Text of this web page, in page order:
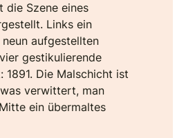
die Szene eines
Links ein
aufgestellten
gestikulierende
1891. Die Malschicht ist
verwittert, man
ein übermaltes